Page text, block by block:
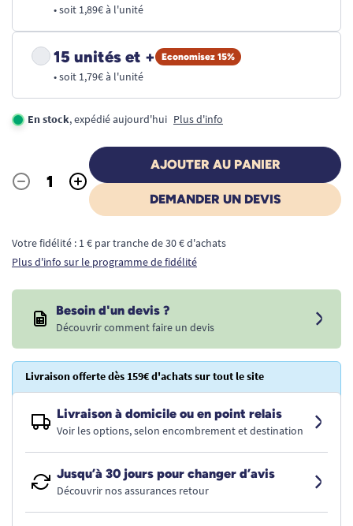
• soit 1,89€ à l'unité
15 unités et + Economisez 15%
• soit 1,79€ à l'unité
En stock, expédié aujourd'hui Plus d'info
Quantité
- +
AJOUTER AU PANIER
DEMANDER UN DEVIS
Votre fidélité : 1 € par tranche de 30 € d'achats
Plus d'info sur le programme de fidélité
Besoin d'un devis ?
Découvrir comment faire un devis
Livraison offerte dès 159€ d'achats sur tout le site
Livraison à domicile ou en point relais
Voir les options, selon encombrement et destination
Jusqu’à 30 jours pour changer d’avis
Découvrir nos assurances retour